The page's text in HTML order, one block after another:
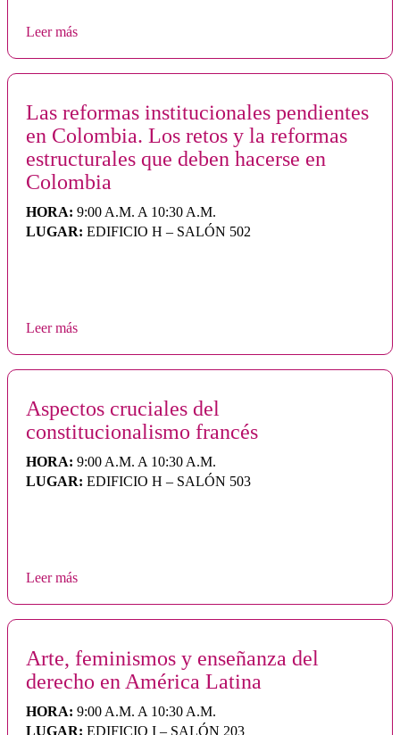
Leer más
Las reformas institucionales pendientes
en Colombia. Los retos y la reformas
estructurales que deben hacerse en
Colombia
HORA: 9:00 A.M. A 10:30 A.M.
LUGAR: EDIFICIO H – SALÓN 502
Leer más
Aspectos cruciales del
constitucionalismo francés
HORA: 9:00 A.M. A 10:30 A.M.
LUGAR: EDIFICIO H – SALÓN 503
Leer más
Arte, feminismos y enseñanza del
derecho en América Latina
HORA: 9:00 A.M. A 10:30 A.M.
LUGAR: EDIFICIO I – SALÓN 203